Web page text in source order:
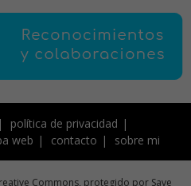
política de privacidad
web contacto sobre mi
Commons, protegido por Save